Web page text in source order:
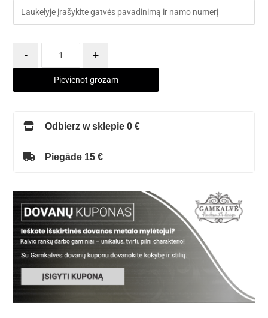
- +
Pievienot grozam
Odbierz w sklepie 0 €
Piegāde 15 €